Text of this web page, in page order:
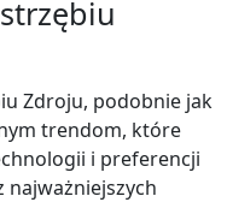
Zdroju, podobnie jak
trendom, które
i preferencji
najważniejszych